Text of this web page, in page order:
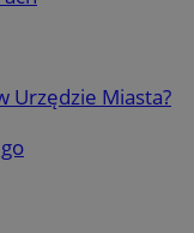
Urzędzie Miasta?